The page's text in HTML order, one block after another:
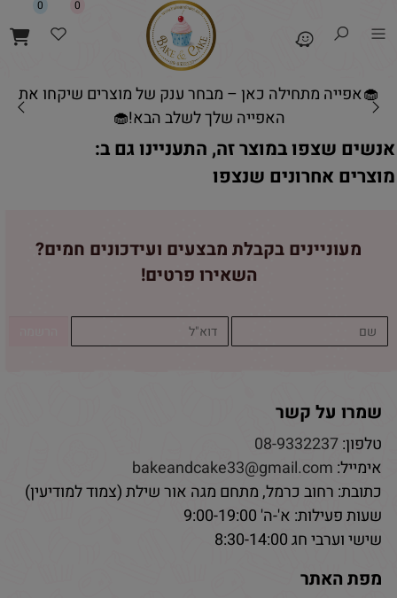
🧁אפייה מתחילה כאן – מבחר ענק של מוצרים שיקחו את
האפייה שלך לשלב הבא!🧁
0 0
אנשים שצפו במוצר זה, התעניינו גם ב:
מוצרים אחרונים שנצפו
מעוניינים בקבלת מבצעים ועידכונים חמים?
השאירו פרטים!
שמרו על קשר
טלפון:08-9332237
אימייל: bakeandcake33@gmail.com
כתובת: רחוב כרמל, מתחם מגה אור שילת (צמוד למודיעין)
שעות פעילות: א'-ה' 9:00-19:00
שישי וערבי חג 8:30-14:00
מפת האתר